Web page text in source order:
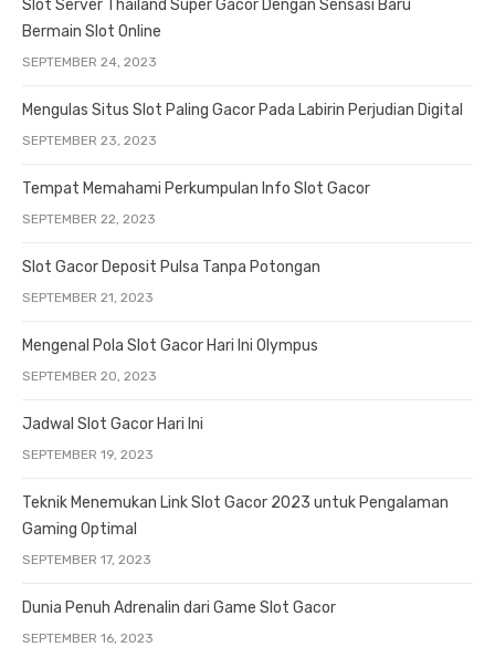
Slot Server Thailand Super Gacor Dengan Sensasi Baru
Bermain Slot Online
SEPTEMBER 24, 2023
Mengulas Situs Slot Paling Gacor Pada Labirin Perjudian Digital
SEPTEMBER 23, 2023
Tempat Memahami Perkumpulan Info Slot Gacor
SEPTEMBER 22, 2023
Slot Gacor Deposit Pulsa Tanpa Potongan
SEPTEMBER 21, 2023
Mengenal Pola Slot Gacor Hari Ini Olympus
SEPTEMBER 20, 2023
Jadwal Slot Gacor Hari Ini
SEPTEMBER 19, 2023
Teknik Menemukan Link Slot Gacor 2023 untuk Pengalaman
Gaming Optimal
SEPTEMBER 17, 2023
Dunia Penuh Adrenalin dari Game Slot Gacor
SEPTEMBER 16, 2023